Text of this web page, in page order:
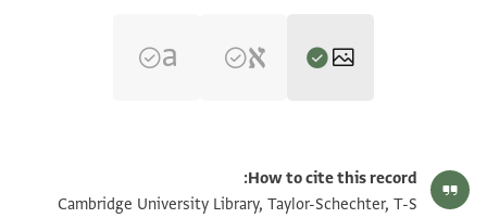
T-S Ar.39.447 1v تكبير و تدوير
How to cite this record:
Cambridge University Library, Taylor-Schechter, T-S